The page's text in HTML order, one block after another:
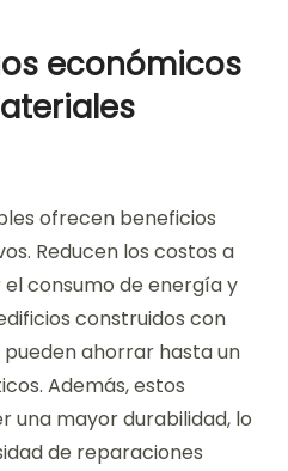
económicos
ofrecen beneficios
Reducen los costos a
consumo de energía y
construidos con
ahorrar hasta un
Además, estos
una mayor durabilidad, lo
de reparaciones